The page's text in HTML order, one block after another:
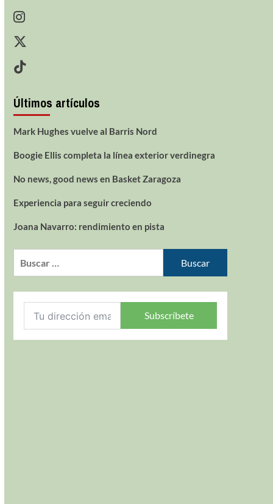
Últimos artículos
Mark Hughes vuelve al Barris Nord
Boogie Ellis completa la línea exterior verdinegra
No news, good news en Basket Zaragoza
Experiencia para seguir creciendo
Joana Navarro: rendimiento en pista
Subscríbete